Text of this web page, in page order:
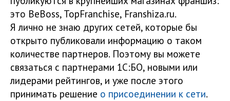
это BeBoss, TopFranchise, Franshiza.ru.
Я лично не знаю других сетей, которые бы
открыто публиковали информацию о таком
количестве партнеров. Поэтому вы можете
связаться с партнерами 1С:БО, новыми или
лидерами рейтингов, и уже после этого
принимать решение о присоединении к сети.